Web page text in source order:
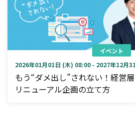
イベント
2026年01月01日 (木) 08:00 - 2027年12月
もう“ダメ出し”されない！経営
リニューアル企画の立て方